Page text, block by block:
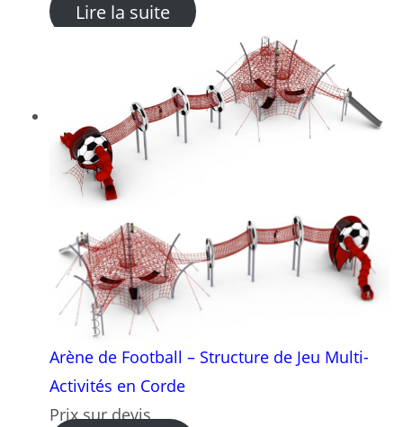
Lire la suite: Configuration Galaxie –
Arène de Football – Structure de Jeu Multi-
Activités en Corde
Prix sur devis